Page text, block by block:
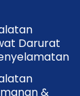
Darurat
&